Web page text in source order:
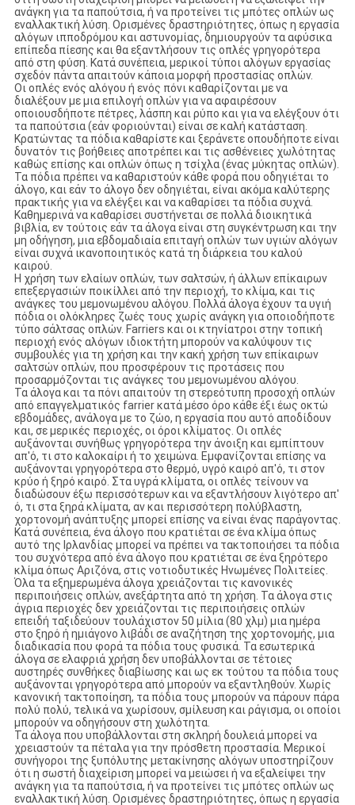
ανάγκη για τα παπούτσια, ή να προτείνει τις μπότες οπλών ως
εναλλακτική λύση. Ορισμένες δραστηριότητες, όπως η εργασία
αλόγων ιπποδρόμου και αστυνομίας, δημιουργούν τα αφύσικα
επίπεδα πίεσης και θα εξαντλήσουν τις οπλές γρηγορότερα
από στη φύση. Κατά συνέπεια, μερικοί τύποι αλόγων εργασίας
σχεδόν πάντα απαιτούν κάποια μορφή προστασίας οπλών.
Οι οπλές ενός αλόγου ή ενός πόνι καθαρίζονται με να
διαλέξουν με μια επιλογή οπλών για να αφαιρέσουν
οποιουσδήποτε πέτρες, λάσπη και ρύπο και για να ελέγξουν ότι
τα παπούτσια (εάν φοριούνται) είναι σε καλή κατάσταση.
Κρατώντας τα πόδια καθαρίστε και ξεράνετε οπουδήποτε είναι
δυνατόν τις βοήθειες αποτρέπει και τις ασθένειες χωλότητας
καθώς επίσης και οπλών όπως η τσίχλα (ένας μύκητας οπλών).
Τα πόδια πρέπει να καθαριστούν κάθε φορά που οδηγιέται το
άλογο, και εάν το άλογο δεν οδηγιέται, είναι ακόμα καλύτερης
πρακτικής για να ελέγξει και να καθαρίσει τα πόδια συχνά.
Καθημερινά να καθαρίσει συστήνεται σε πολλά διοικητικά
βιβλία, εν τούτοις εάν τα άλογα είναι στη συγκέντρωση και την
μη οδήγηση, μια εβδομαδιαία επιταγή οπλών των υγιών αλόγων
είναι συχνά ικανοποιητικός κατά τη διάρκεια του καλού
καιρού.
Η χρήση των ελαίων οπλών, των σαλτσών, ή άλλων επίκαιρων
επεξεργασιών ποικίλλει από την περιοχή, το κλίμα, και τις
ανάγκες του μεμονωμένου αλόγου. Πολλά άλογα έχουν τα υγιή
πόδια οι ολόκληρες ζωές τους χωρίς ανάγκη για οποιοδήποτε
τύπο σάλτσας οπλών. Farriers και οι κτηνίατροι στην τοπική
περιοχή ενός αλόγων ιδιοκτήτη μπορούν να καλύψουν τις
συμβουλές για τη χρήση και την κακή χρήση των επίκαιρων
σαλτσών οπλών, που προσφέρουν τις προτάσεις που
προσαρμόζονται τις ανάγκες του μεμονωμένου αλόγου.
Τα άλογα και τα πόνι απαιτούν τη στερεότυπη προσοχή οπλών
από επαγγελματικός farrier κατά μέσο όρο κάθε έξι έως οκτώ
εβδομάδες, ανάλογα με το ζώο, η εργασία που αυτό αποδίδουν
και, σε μερικές περιοχές, οι όροι κλίματος. Οι οπλές
αυξάνονται συνήθως γρηγορότερα την άνοιξη και εμπίπτουν
απ'ό, τι στο καλοκαίρι ή το χειμώνα. Εμφανίζονται επίσης να
αυξάνονται γρηγορότερα στο θερμό, υγρό καιρό απ'ό, τι στον
κρύο ή ξηρό καιρό. Στα υγρά κλίματα, οι οπλές τείνουν να
διαδώσουν έξω περισσότερων και να εξαντλήσουν λιγότερο απ'
ό, τι στα ξηρά κλίματα, αν και περισσότερη πολύβλαστη,
χορτονομή ανάπτυξης μπορεί επίσης να είναι ένας παράγοντας.
Κατά συνέπεια, ένα άλογο που κρατιέται σε ένα κλίμα όπως
αυτό της Ιρλανδίας μπορεί να πρέπει να τακτοποιήσει τα πόδια
του συχνότερα από ένα άλογο που κρατιέται σε ένα ξηρότερο
κλίμα όπως Αριζόνα, στις νοτιοδυτικές Ηνωμένες Πολιτείες.
Όλα τα εξημερωμένα άλογα χρειάζονται τις κανονικές
περιποιήσεις οπλών, ανεξάρτητα από τη χρήση. Τα άλογα στις
άγρια περιοχές δεν χρειάζονται τις περιποιήσεις οπλών
επειδή ταξιδεύουν τουλάχιστον 50 μίλια (80 χλμ) μια ημέρα
στο ξηρό ή ημιάγονο λιβάδι σε αναζήτηση της χορτονομής, μια
διαδικασία που φορά τα πόδια τους φυσικά. Τα εσωτερικά
άλογα σε ελαφριά χρήση δεν υποβάλλονται σε τέτοιες
αυστηρές συνθήκες διαβίωσης και ως εκ τούτου τα πόδια τους
αυξάνονται γρηγορότερα από μπορούν να εξαντληθούν. Χωρίς
κανονική τακτοποίηση, τα πόδια τους μπορούν να πάρουν πάρα
πολύ πολύ, τελικά να χωρίσουν, σμίλευση και ράγισμα, οι οποίοι
μπορούν να οδηγήσουν στη χωλότητα.
Τα άλογα που υποβάλλονται στη σκληρή δουλειά μπορεί να
χρειαστούν τα πέταλα για την πρόσθετη προστασία. Μερικοί
συνήγοροι της ξυπόλυτης μετακίνησης αλόγων υποστηρίζουν
ότι η σωστή διαχείριση μπορεί να μειώσει ή να εξαλείψει την
ανάγκη για τα παπούτσια, ή να προτείνει τις μπότες οπλών ως
εναλλακτική λύση. Ορισμένες δραστηριότητες, όπως η εργασία